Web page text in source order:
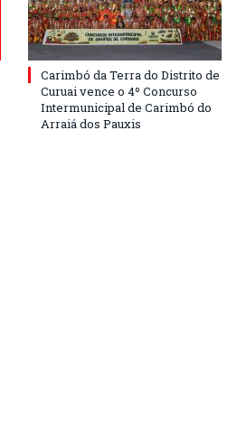
Carimbó da Terra do Distrito de
Curuai vence o 4º Concurso
Intermunicipal de Carimbó do
Arraiá dos Pauxis